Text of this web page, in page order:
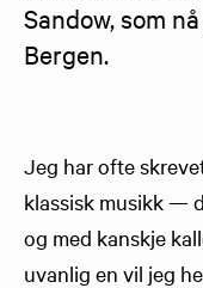
Sandow, som
Bergen.
Jeg har ofte
klassisk musikk —
og med kanskje
uvanlig en vil jeg